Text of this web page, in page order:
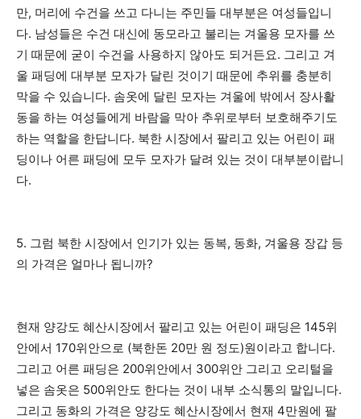
만, 머리에 수건을 쓰고 다니는 주민들 대부분은 여성들입니
다. 남성들은 수건 대신에 동모라고 불리는 겨울용 모자를 쓰
기 때문에 굳이 수건을 사용하지 않아도 되거든요. 그리고 겨
울 패딩에 대부분 모자가 달린 것이기 때문에 추위를 충분히
막을 수 있습니다. 솜옷에 달린 모자는 겨울에 밖에서 장사활
동을 하는 여성들에게 바람을 막아 추위로부터 보호해주기도
하는 역할을 한답니다. 북한 시장에서 팔리고 있는 어린이 패
딩이나 어른 패딩에 모두 모자가 달려 있는 것이 대부분이랍니
다.
5. 그럼 북한 시장에서 인기가 있는 동복, 동화, 겨울용 장갑 등
의 가격은 얼마나 됩니까?
현재 양강도 혜산시장에서 팔리고 있는 어린이 패딩은 145위
안에서 170위안으로 (북한돈 20만 원 정도)원이라고 합니다.
그리고 어른 패딩은 200위안에서 300위안 그리고 오리털을
넣은 솜옷은 500위안도 한다는 것이 내부 소식통의 말입니다.
그리고 동화의 가격은 양강도 혜산시장에서 현재 4만원에 팔